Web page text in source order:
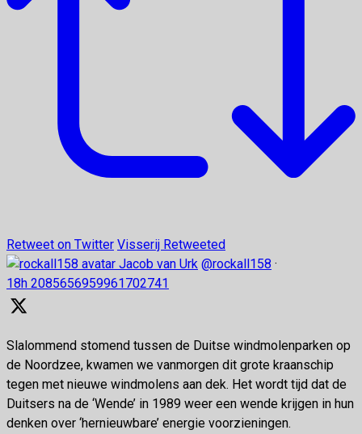
Retweet on Twitter Visserij Retweeted
Jacob van Urk @rockall158 ·
18h 2085656959961702741
Slalommend stomend tussen de Duitse windmolenparken op
de Noordzee, kwamen we vanmorgen dit grote kraanschip
tegen met nieuwe windmolens aan dek. Het wordt tijd dat de
Duitsers na de ‘Wende’ in 1989 weer een wende krijgen in hun
denken over ‘hernieuwbare’ energie voorzieningen.